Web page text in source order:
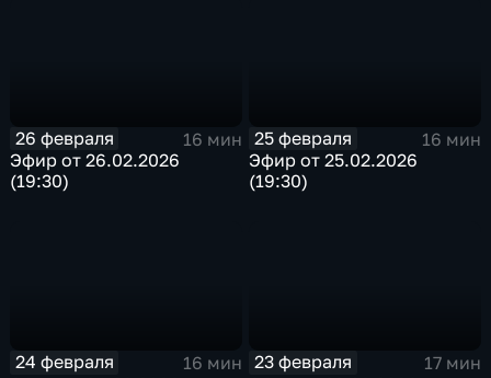
26 февраля
16 мин
Эфир от 26.02.2026
(19:30)
25 февраля
16 мин
Эфир от 25.02.2026
(19:30)
24 февраля
16 мин
23 февраля
17 мин